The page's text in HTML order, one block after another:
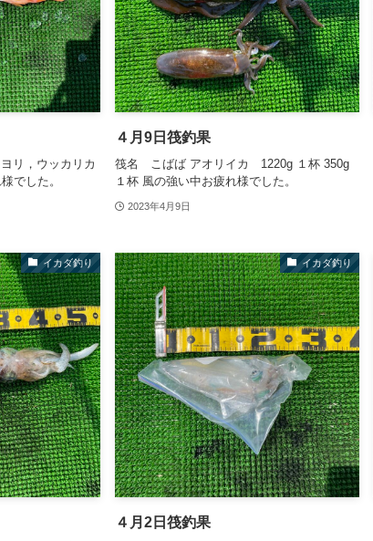
リ，ウッカリカ
でした。
４月9日筏釣果
筏名 こばば アオリイカ 1220g １杯 350g
１杯 風の強い中お疲れ様でした。
2023年4月9日
イカダ釣り イカダ釣り
４月2日筏釣果